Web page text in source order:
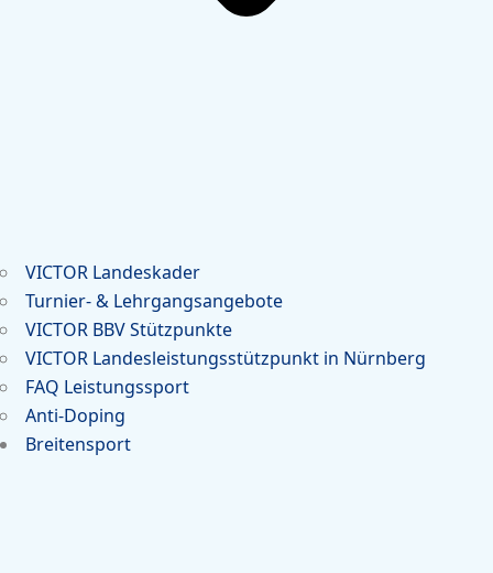
VICTOR Landeskader
Turnier- & Lehrgangsangebote
VICTOR BBV Stützpunkte
VICTOR Landesleistungsstützpunkt in Nürnberg
FAQ Leistungssport
Anti-Doping
Breitensport